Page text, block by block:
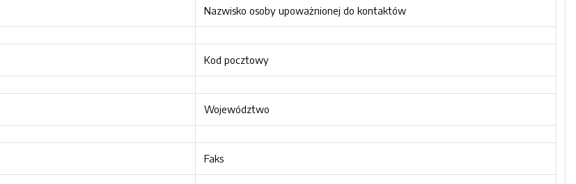
Nazwisko osoby upoważnionej do kontaktów
Kod pocztowy
Województwo
Faks